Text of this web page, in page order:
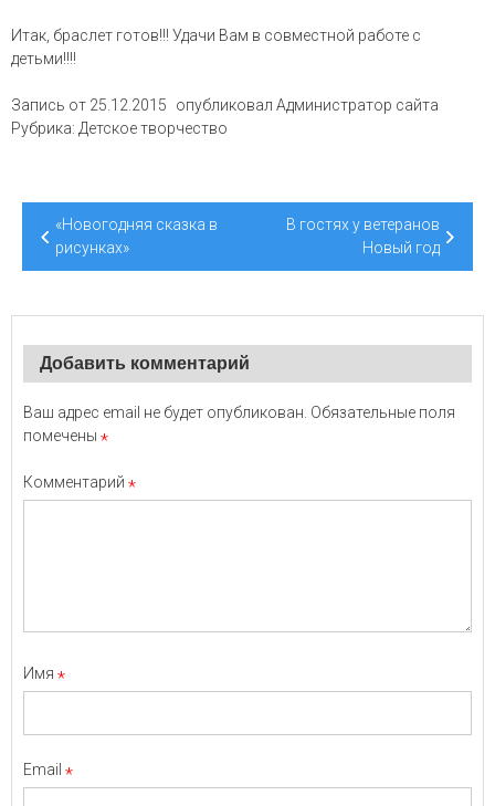
Итак, браслет готов!!! Удачи Вам в совместной работе с
детьми!!!!
Запись от 25.12.2015 опубликовал Администратор сайта
Рубрика: Детское творчество
Навигация
«Новогодняя сказка в
рисунках»
В гостях у ветеранов
Новый год
Добавить комментарий
Ваш адрес email не будет опубликован. Обязательные поля
помечены *
Комментарий *
Имя *
Email *